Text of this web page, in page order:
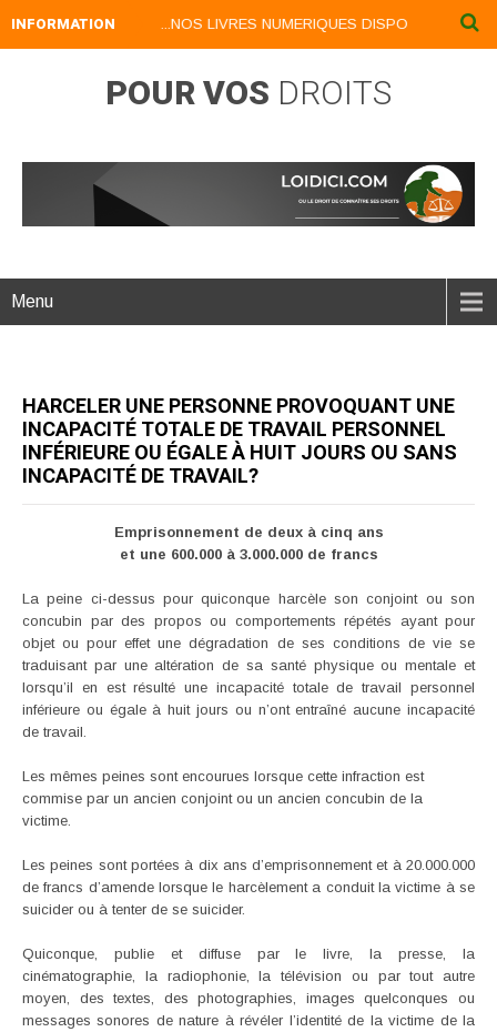
INFORMATION
NIVEAU DU MENU ...NOS LIVRES NUMERIQUES DISPONIBLES AU
POUR VOS DROITS
Menu
HARCELER UNE PERSONNE PROVOQUANT UNE
INCAPACITÉ TOTALE DE TRAVAIL PERSONNEL
INFÉRIEURE OU ÉGALE À HUIT JOURS OU SANS
INCAPACITÉ DE TRAVAIL?
Emprisonnement de deux à cinq ans
et une 600.000 à 3.000.000 de francs
La peine ci-dessus pour quiconque harcèle son conjoint ou son
concubin par des propos ou comportements répétés ayant pour
objet ou pour effet une dégradation de ses conditions de vie se
traduisant par une altération de sa santé physique ou mentale et
lorsqu’il en est résulté une incapacité totale de travail personnel
inférieure ou égale à huit jours ou n’ont entraîné aucune incapacité
de travail.
Les mêmes peines sont encourues lorsque cette infraction est
commise par un ancien conjoint ou un ancien concubin de la
victime.
Les peines sont portées à dix ans d’emprisonnement et à 20.000.000
de francs d’amende lorsque le harcèlement a conduit la victime à se
suicider ou à tenter de se suicider.
Quiconque, publie et diffuse par le livre, la presse, la
cinématographie, la radiophonie, la télévision ou par tout autre
moyen, des textes, des photographies, images quelconques ou
messages sonores de nature à révéler l’identité de la victime de la